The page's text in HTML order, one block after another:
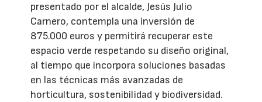
presentado por el alcalde, Jesús Julio
Carnero, contempla una inversión de
875.000 euros y permitirá recuperar este
espacio verde respetando su diseño original,
al tiempo que incorpora soluciones basadas
en las técnicas más avanzadas de
horticultura, sostenibilidad y biodiversidad.